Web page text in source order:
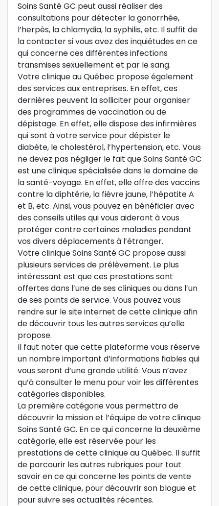
Soins Santé GC peut aussi réaliser des
consultations pour détecter la gonorrhée,
l’herpès, la chlamydia, la syphilis, etc. Il suffit de
la contacter si vous avez des inquiétudes en ce
qui concerne ces différentes infections
transmises sexuellement et par le sang.
Votre clinique au Québec propose également
des services aux entreprises. En effet, ces
dernières peuvent la solliciter pour organiser
des programmes de vaccination ou de
dépistage. En effet, elle dispose des infirmières
qui sont à votre service pour dépister le
diabète, le cholestérol, l’hypertension, etc. Vous
ne devez pas négliger le fait que Soins Santé GC
est une clinique spécialisée dans le domaine de
la santé-voyage. En effet, elle offre des vaccins
contre la diphtérie, la fièvre jaune, l’hépatite A
et B, etc. Ainsi, vous pouvez en bénéficier avec
des conseils utiles qui vous aideront à vous
protéger contre certaines maladies pendant
vos divers déplacements à l’étranger.
Votre clinique Soins Santé GC propose aussi
plusieurs services de prélèvement. Le plus
intéressant est que ces prestations sont
offertes dans l’une de ses cliniques ou dans l’un
de ses points de service. Vous pouvez vous
rendre sur le site internet de cette clinique afin
de découvrir tous les autres services qu’elle
propose.
Il faut noter que cette plateforme vous réserve
un nombre important d’informations fiables qui
vous seront d’une grande utilité. Vous n’avez
qu’à consulter le menu pour voir les différentes
catégories disponibles.
La première catégorie vous permettra de
découvrir la mission et l’équipe de votre clinique
Soins Santé GC. En ce qui concerne la deuxième
catégorie, elle est réservée pour les
prestations de cette clinique au Québec. Il suffit
de parcourir les autres rubriques pour tout
savoir en ce qui concerne les points de vente
de cette clinique, pour découvrir son blogue et
pour suivre ses actualités récentes.